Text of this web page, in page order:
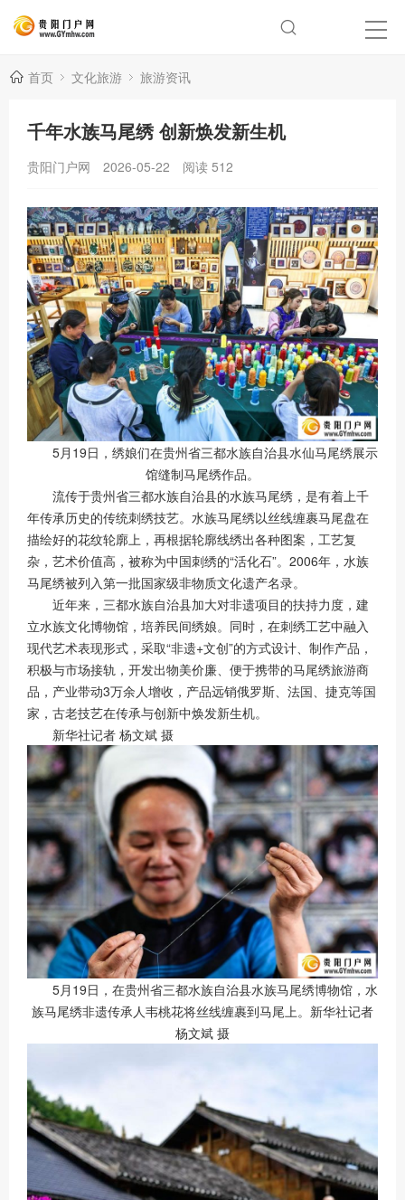
首页 文化旅游 旅游资讯
千年水族马尾绣 创新焕发新生机
贵阳门户网 2026-05-22 阅读 512
5月19日，绣娘们在贵州省三都水族自治县水仙马尾绣展示
馆缝制马尾绣作品。
流传于贵州省三都水族自治县的水族马尾绣，是有着上千
年传承历史的传统刺绣技艺。水族马尾绣以丝线缠裹马尾盘在
描绘好的花纹轮廓上，再根据轮廓线绣出各种图案，工艺复
杂，艺术价值高，被称为中国刺绣的“活化石”。2006年，水族
马尾绣被列入第一批国家级非物质文化遗产名录。
近年来，三都水族自治县加大对非遗项目的扶持力度，建
立水族文化博物馆，培养民间绣娘。同时，在刺绣工艺中融入
现代艺术表现形式，采取“非遗+文创”的方式设计、制作产品，
积极与市场接轨，开发出物美价廉、便于携带的马尾绣旅游商
品，产业带动3万余人增收，产品远销俄罗斯、法国、捷克等国
家，古老技艺在传承与创新中焕发新生机。
新华社记者 杨文斌 摄
5月19日，在贵州省三都水族自治县水族马尾绣博物馆，水
族马尾绣非遗传承人韦桃花将丝线缠裹到马尾上。新华社记者
杨文斌 摄